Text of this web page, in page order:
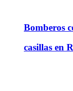
Bomberos
casillas en